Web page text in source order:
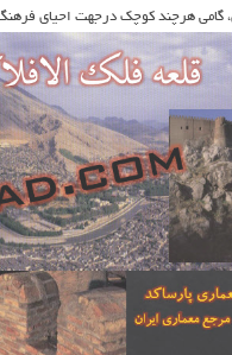
گامی هرچند کوچک درجهت احیای فرهنگ